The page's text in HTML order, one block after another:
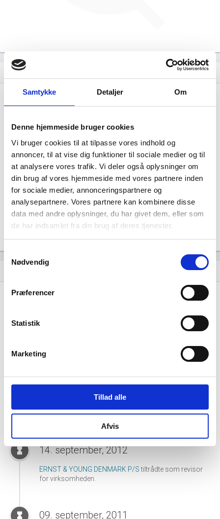
Samtykke Detaljer Om
Denne hjemmeside bruger cookies
Vi bruger cookies til at tilpasse vores indhold og
annoncer, til at vise dig funktioner til sociale medier og til
at analysere vores trafik. Vi deler også oplysninger om
din brug af vores hjemmeside med vores partnere inden
for sociale medier, annonceringspartnere og
analysepartnere. Vores partnere kan kombinere disse
data med andre oplysninger, du har givet dem, eller som
de har indsamlet fra din brug af deres tjenester.
Samtykkevalg
Nødvendig
Præferencer
Statistik
Marketing
Tillad alle
Afvis
dashboard Virksomhedens datterselskaber
CG INVEST, HADERSLEV APS har ingen
datterselskaber.
ANDERSEN REVISION STATSAUTORISERET
tiltrådte som revisor for
hourglass_full 13. september, 2013
ALBJERG STATSAUTORISERET
virksomheden.
hourglass_full 14. september, 2012
ERNST & YOUNG DENMARK P/Stiltrådte som revisor
for virksomheden.
hourglass_full 09. september, 2011